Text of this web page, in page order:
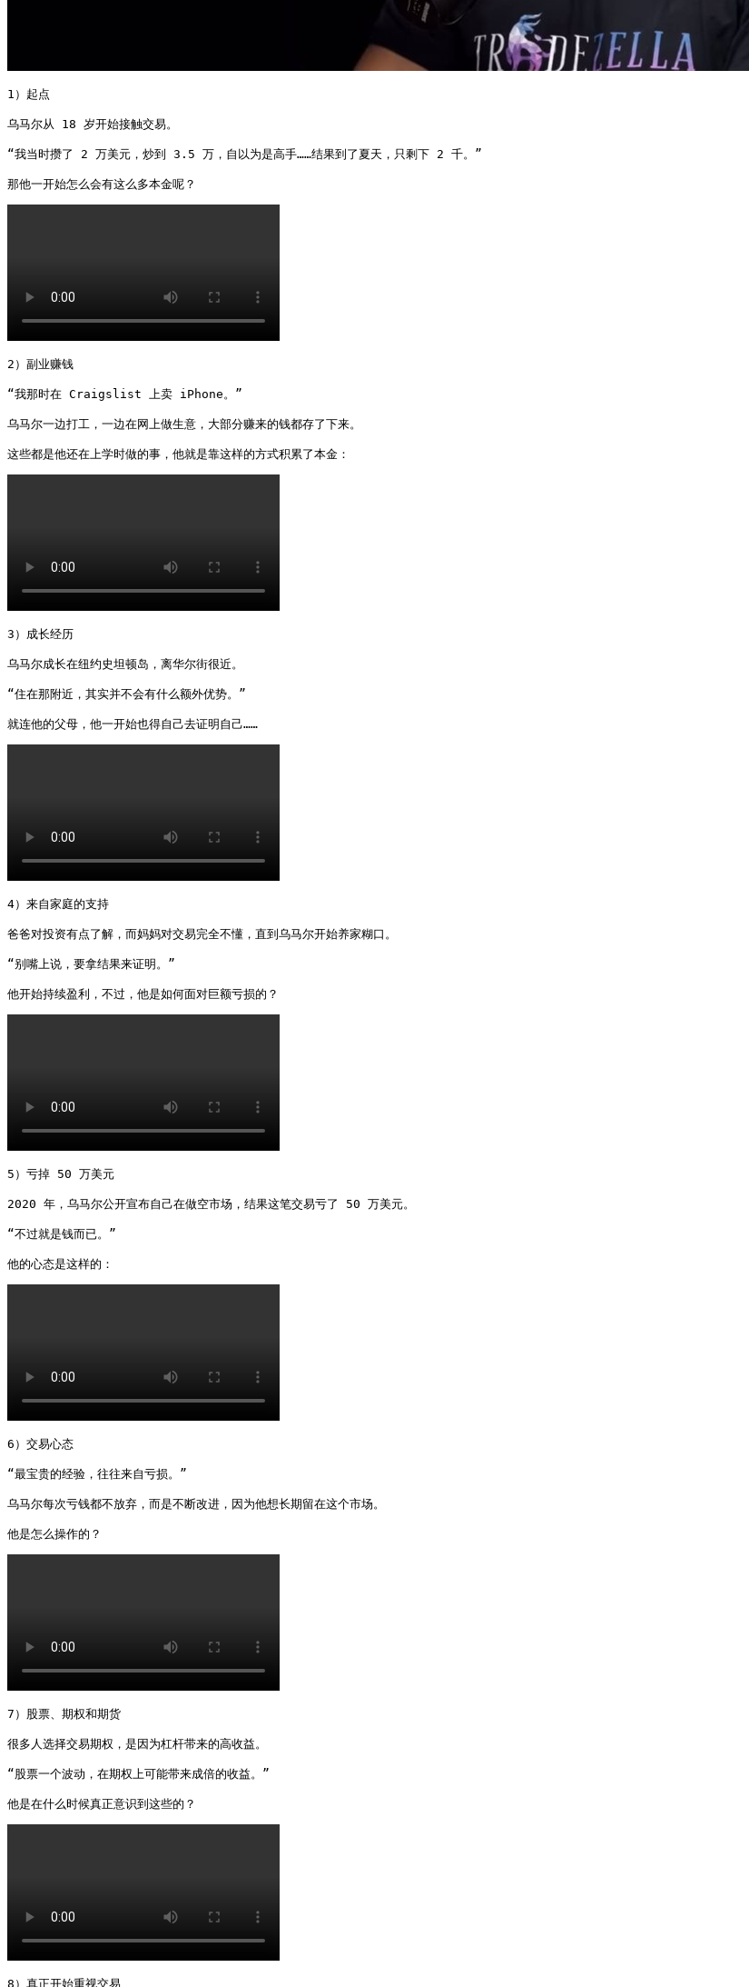
1）起点
乌马尔从 18 岁开始接触交易。
“我当时攒了 2 万美元，炒到 3.5 万，自以为是高手……结果到了夏天，只剩下 2 千。”
那他一开始怎么会有这么多本金呢？
2）副业赚钱
“我那时在 Craigslist 上卖 iPhone。”
乌马尔一边打工，一边在网上做生意，大部分赚来的钱都存了下来。
这些都是他还在上学时做的事，他就是靠这样的方式积累了本金：
3）成长经历
乌马尔成长在纽约史坦顿岛，离华尔街很近。
“住在那附近，其实并不会有什么额外优势。”
就连他的父母，他一开始也得自己去证明自己……
4）来自家庭的支持
爸爸对投资有点了解，而妈妈对交易完全不懂，直到乌马尔开始养家糊口。
“别嘴上说，要拿结果来证明。”
他开始持续盈利，不过，他是如何面对巨额亏损的？
5）亏掉 50 万美元
2020 年，乌马尔公开宣布自己在做空市场，结果这笔交易亏了 50 万美元。
“不过就是钱而已。”
他的心态是这样的：
6）交易心态
“最宝贵的经验，往往来自亏损。”
乌马尔每次亏钱都不放弃，而是不断改进，因为他想长期留在这个市场。
他是怎么操作的？
7）股票、期权和期货
很多人选择交易期权，是因为杠杆带来的高收益。
“股票一个波动，在期权上可能带来成倍的收益。”
他是在什么时候真正意识到这些的？
8）真正开始重视交易